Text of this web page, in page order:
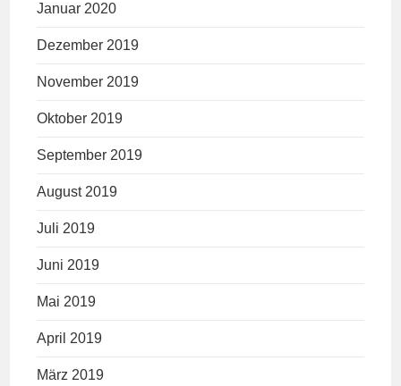
Januar 2020
Dezember 2019
November 2019
Oktober 2019
September 2019
August 2019
Juli 2019
Juni 2019
Mai 2019
April 2019
März 2019